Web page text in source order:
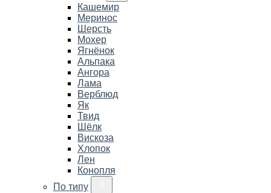
Кашемир
Меринос
Шерсть
Мохер
Ягнёнок
Альпака
Ангора
Лама
Верблюд
Як
Твид
Шёлк
Вискоза
Хлопок
Лен
Конопля
По типу